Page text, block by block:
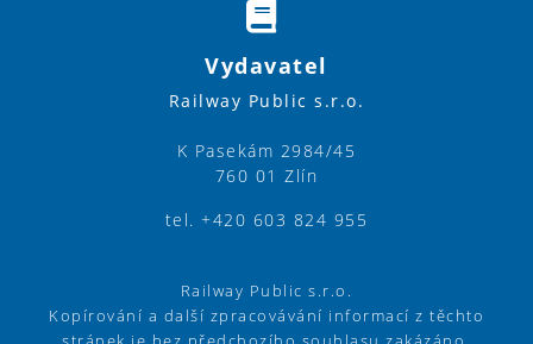
Vydavatel
Railway Public s.r.o.
K Pasekám 2984/45
760 01 Zlín
tel. +420 603 824 955
Railway Public s.r.o.
Kopírování a další zpracovávání informací z těchto